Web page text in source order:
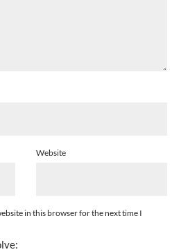
Website
in this browser for the next time I